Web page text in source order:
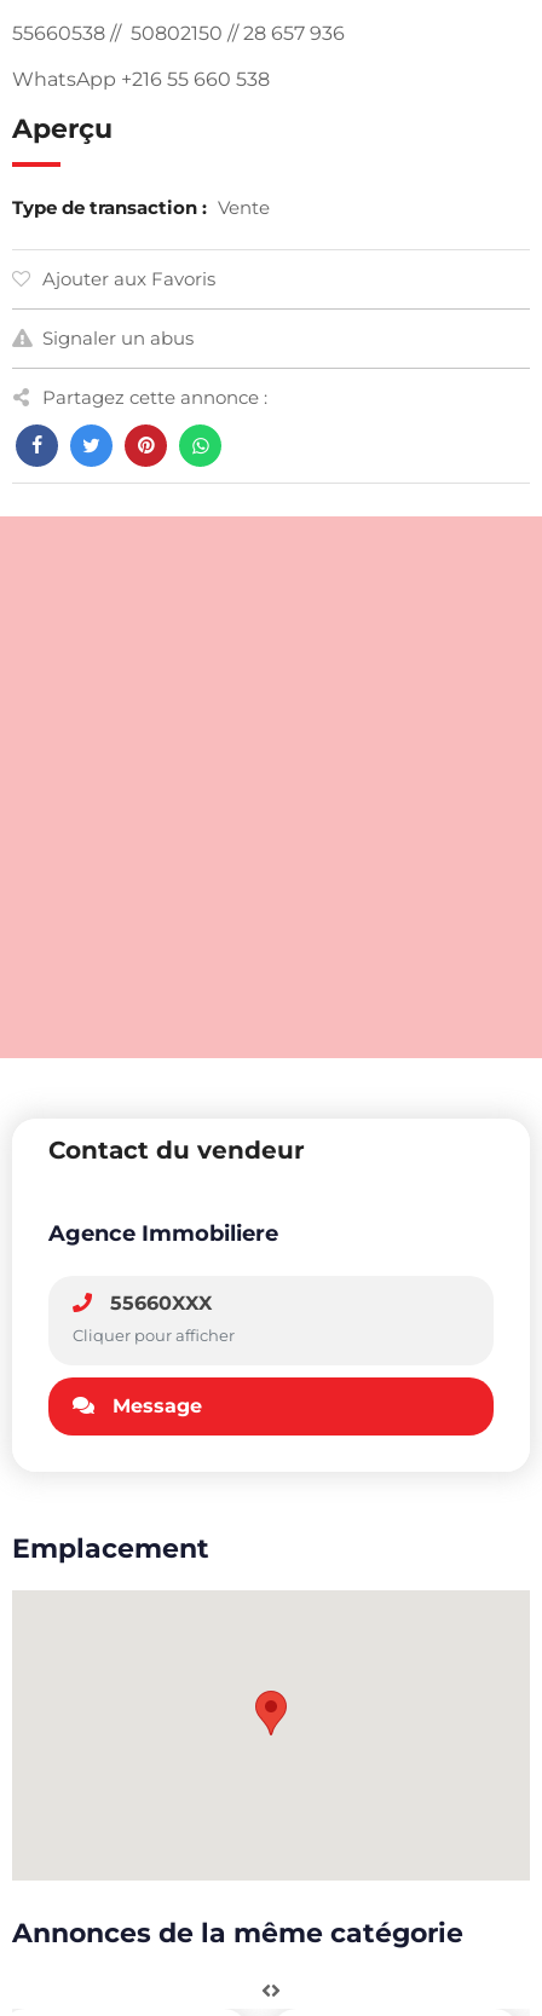
55660538 // 50802150 // 28 657 936
WhatsApp +216 55 660 538
Aperçu
Type de transaction : Vente
Ajouter aux Favoris
Signaler un abus
Partagez cette annonce :
Contact du vendeur
Agence Immobiliere
55660XXX
Cliquer pour afficher
Message
Emplacement
Annonces de la même catégorie